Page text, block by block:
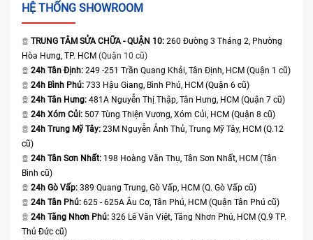
HỆ THỐNG SHOWROOM
TRUNG TÂM SỬA CHỮA - QUẬN 10: 260 Đường 3 Tháng 2, Phường
Hòa Hưng, TP. HCM (Quận 10 cũ)
24h Tân Định: 249 -251 Trần Quang Khải, Tân Định, HCM (Quận 1 cũ)
24h Bình Phú: 733 Hậu Giang, Bình Phú, HCM (Quận 6 cũ)
24h Tân Hưng: 481A Nguyễn Thị Thập, Tân Hưng, HCM (Quận 7 cũ)
24h Xóm Củi: 507 Tùng Thiện Vương, Xóm Củi, HCM (Quận 8 cũ)
24h Trung Mỹ Tây: 23M Nguyễn Ảnh Thủ, Trung Mỹ Tây, HCM (Q.12
cũ)
24h Tân Sơn Nhất: 198 Hoàng Văn Thụ, Tân Sơn Nhất, HCM (Tân
Bình cũ)
24h Gò Vấp: 389 Quang Trung, Gò Vấp, HCM (Q. Gò Vấp cũ)
24h Tân Phú: 625 - 625A Âu Cơ, Tân Phú, HCM (Quận Tân Phú cũ)
24h Tăng Nhơn Phú: 326 Lê Văn Việt, Tăng Nhơn Phú, HCM (Q.9 TP.
Thủ Đức cũ)